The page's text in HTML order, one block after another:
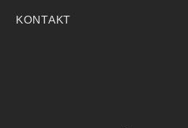
KONTAKT